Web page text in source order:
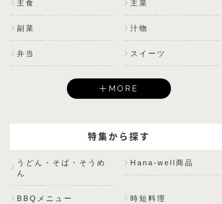
主食 主菜
副菜 汁物
弁当 スイーツ
MORE
特集から探す
うどん・そば・そうめ
ん
Hana-well商品
BBQメニュー 時短料理